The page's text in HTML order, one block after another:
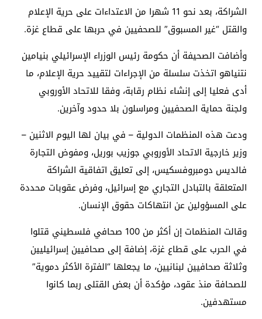
الشراكة، بعد نحو 11 شهرا من الاعتداءات على حرية الإعلام
والقتل “غير المسبوق” للصحفيين في حربها على قطاع غزة.
وأضافت الصحيفة أن حكومة رئيس الوزراء الإسرائيلي بنيامين
نتنياهو اتخذت سلسلة من الإجراءات لتقييد حرية الإعلام، ما
أدى فعليا إلى إنشاء نظام رقابة، وفقا للاتحاد الأوروبي
ولجنة حماية الصحفيين ومراسلون بلا حدود وآخرين.
ودعت هذه المنظمات الدولية – في بيان لها اليوم الاثنين –
وزير خارجية الاتحاد الأوروبي جوزيب بوريل، ومفوض التجارة
فالديس دومبروفسكيس، إلى تعليق اتفاقية الشراكة
المتعلقة بالتبادل التجاري مع إسرائيل، وفرض عقوبات محددة
على المسؤولين عن انتهاكات حقوق الإنسان.
وقالت المنظمات إن أكثر من 100 صحافي فلسطيني قتلوا
في الحرب على قطاع غزة، إضافة إلى صحافيين إسرائيليين
وثلاثة صحافيين لبنانيين، ما يجعلها “الفترة الأكثر دموية”
للصحافة منذ عقود، مؤكدة أن بعض القتلى ربما كانوا
مستهدفين.